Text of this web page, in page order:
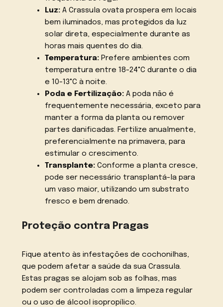
Luz:A Crassula ovata prospera em locais
bem iluminados, mas protegidos da luz
solar direta, especialmente durante as
horas mais quentes do dia.
Temperatura:Prefere ambientes com
temperatura entre 18-24°C durante o dia
e 10-13°C à noite.
Poda e Fertilização:A poda não é
frequentemente necessária, exceto para
manter a forma da planta ou remover
partes danificadas. Fertilize anualmente,
preferencialmente na primavera, para
estimular o crescimento.
Transplante:Conforme a planta cresce,
pode ser necessário transplantá-la para
um vaso maior, utilizando um substrato
fresco e bem drenado.
Proteção contra Pragas
Fique atento às infestações de cochonilhas,
que podem afetar a saúde da sua Crassula.
Estas pragas se alojam sob as folhas, mas
podem ser controladas com a limpeza regular
ou o uso de álcool isopropílico.